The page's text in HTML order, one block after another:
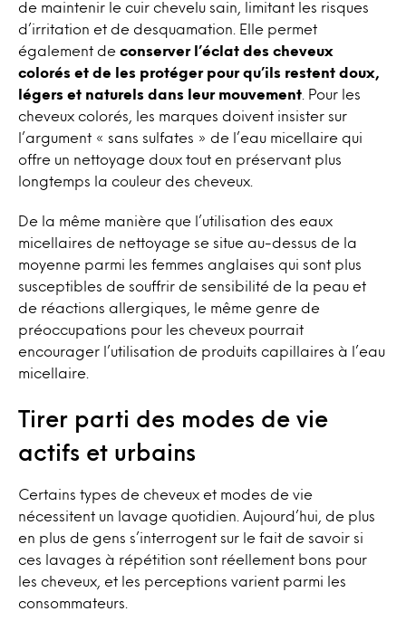
de maintenir le cuir chevelu sain, limitant les risques
d’irritation et de desquamation. Elle permet
également de conserver l’éclat des cheveux
colorés et de les protéger pour qu’ils restent doux,
légers et naturels dans leur mouvement . Pour les
cheveux colorés, les marques doivent insister sur
l’argument « sans sulfates » de l’eau micellaire qui
offre un nettoyage doux tout en préservant plus
longtemps la couleur des cheveux.
De la même manière que l’utilisation des eaux
micellaires de nettoyage se situe au-dessus de la
moyenne parmi les femmes anglaises qui sont plus
susceptibles de souffrir de sensibilité de la peau et
de réactions allergiques, le même genre de
préoccupations pour les cheveux pourrait
encourager l’utilisation de produits capillaires à l’eau
micellaire.
Tirer parti des modes de vie
actifs et urbains
Certains types de cheveux et modes de vie
nécessitent un lavage quotidien. Aujourd’hui, de plus
en plus de gens s’interrogent sur le fait de savoir si
ces lavages à répétition sont réellement bons pour
les cheveux, et les perceptions varient parmi les
consommateurs.